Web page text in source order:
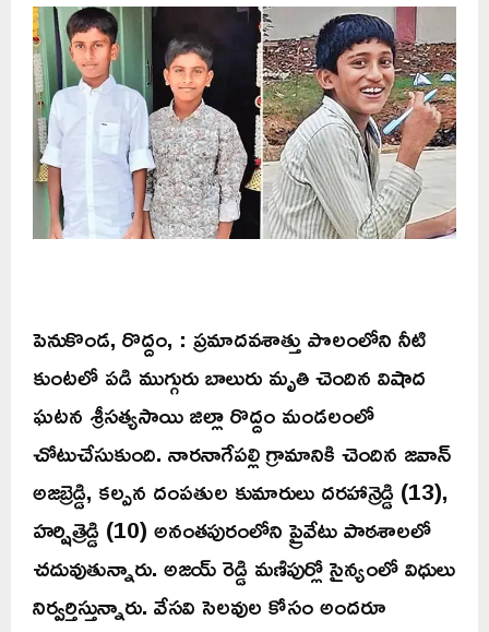
పెనుకొండ, రొద్దం, : ప్రమాదవశాత్తు పొలంలోని నీటి
కుంటలో పడి ముగ్గురు బాలురు మృతి చెందిన విషాద
ఘటన శ్రీసత్యసాయి జిల్లా రొద్దం మండలంలో
చోటుచేసుకుంది. నారనాగేపల్లి గ్రామానికి చెందిన జవాన్
అజబ్రెడ్డి, కల్పన దంపతుల కుమారులు దరహాన్రెడ్డి (13),
హర్షిత్రెడ్డి (10) అనంతపురంలోని ప్రైవేటు పాఠశాలలో
చదువుతున్నారు. అజయ్ రెడ్డి మణిపుర్లో సైన్యంలో విధులు
నిర్వర్తిస్తున్నారు. వేసవి సెలవుల కోసం అందరూ